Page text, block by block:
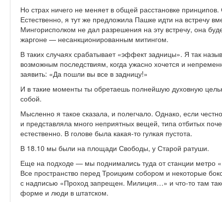
Но страх ничего не меняет в общей расстановке
Естественно, я тут же предложила Пашке идти на встречу
Мингорисполком не дал разрешения на эту встречу, она
жаргоне — несанкционированным митингом.
В таких случаях срабатывает «эффект задницы». Я так
возможным последствиям, когда ужасно хочется и
заявить: «Да пошли вы все в задницу!»
И в такие моменты ты обретаешь полнейшую духовную
собой.
Мысленно я такое сказала, и полегчало. Однако, если
и представляла много неприятных вещей, типа отбитых
естественно. В голове была какая-то гулкая пустота.
В 18.10 мы были на площади Свободы, у Старой ратуши.
Еще на подходе — мы поднимались туда от станции метро
Все пространство перед Троицким собором и некоторые
с надписью «Проход запрещен. Милиция…» и что-то там
форме и люди в штатском.